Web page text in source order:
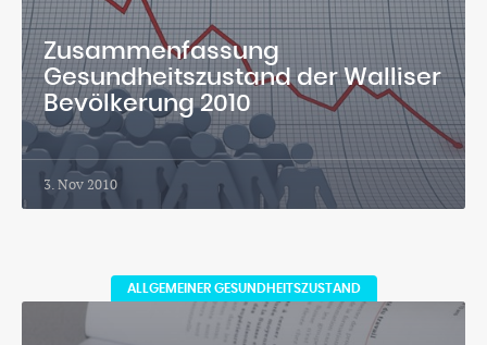
Zusammenfassung
Gesundheitszustand der Walliser
Bevölkerung 2010
3. Nov 2010
ALLGEMEINER GESUNDHEITSZUSTAND